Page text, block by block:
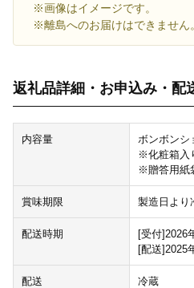
※画像はイメージです。
※離島へのお届けはできません。
返礼品詳細・お申込み・配
内容量
ボンボンシ
※化粧箱入
※贈答用紙
賞味期限 製造日より
配送時期
[受付]2026
[配送]2025
配送 冷蔵